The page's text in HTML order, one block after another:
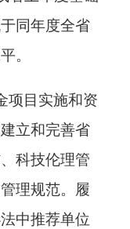
同年度全省
。
项目实施和资
立和完善省
科技伦理管
理规范。履
中推荐单位